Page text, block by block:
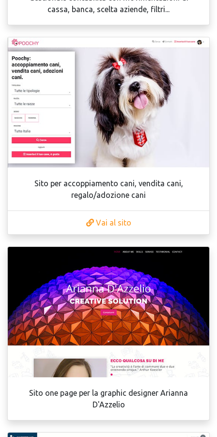
cassa, banca, scelta aziende, filtri...
Sito per accoppiamento cani, vendita cani,
regalo/adozione cani
Vai al sito
Sito one page per la graphic designer Arianna
D'Azzelio